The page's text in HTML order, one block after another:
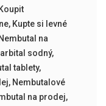
Koupit
, Kupte si levné
Nembutal na
sodný,
tablety,
, Nembutalové
na prodej,